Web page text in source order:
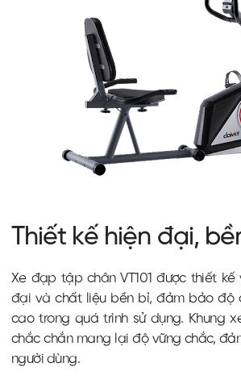
Thiết kế hiện đại,
Xe đạp tập chân VT101 được thiết kế
đại và chất liệu bền bỉ, đảm bảo độ
cao trong quá trình sử dụng. Khung
chắc chắn mang lại độ vững chắc,
người dùng.